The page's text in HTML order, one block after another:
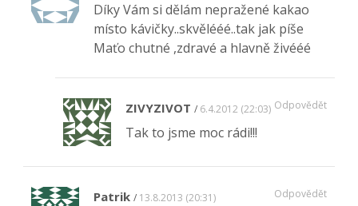
Díky Vám si dělám nepražené kakao
místo kávičky..skvělééé..tak jak píše
Maťo chutné ,zdravé a hlavně živééé
ZIVYZIVOT 6.4.2012 (22:03)
Tak to jsme moc rádi!!!
Odpovědět
Patrik 13.8.2013 (20:31) Odpovědět